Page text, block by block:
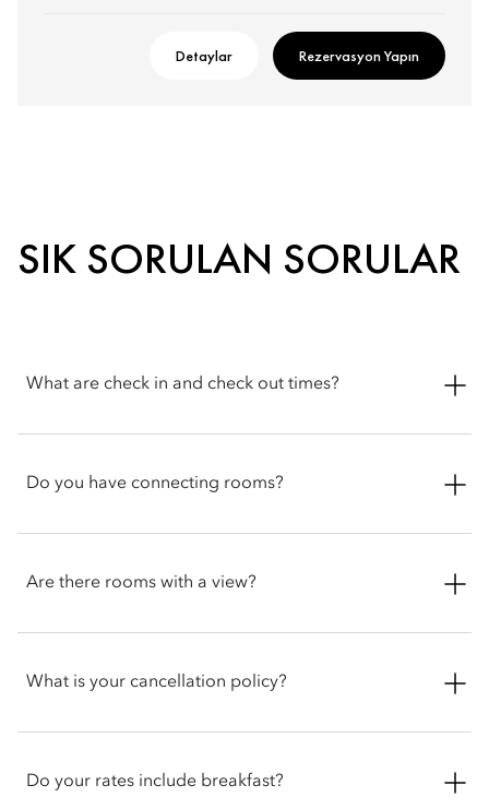
Detaylar Rezervasyon Yapın
SIK SORULAN SORULAR
What are check in and check out times?
check out time is 12pm. Early check in or check out may be
Do you have connecting rooms?
including the Mandarin Family Room and the Knightsbridge
Family Room. These rooms are especially suitable for families
Are there rooms with a view?
with iconic views. You can choose from our signature options,
What is your cancellation policy?
standard rooms up to 24 hours prior to arrival and 72 hours
Do your rates include breakfast?